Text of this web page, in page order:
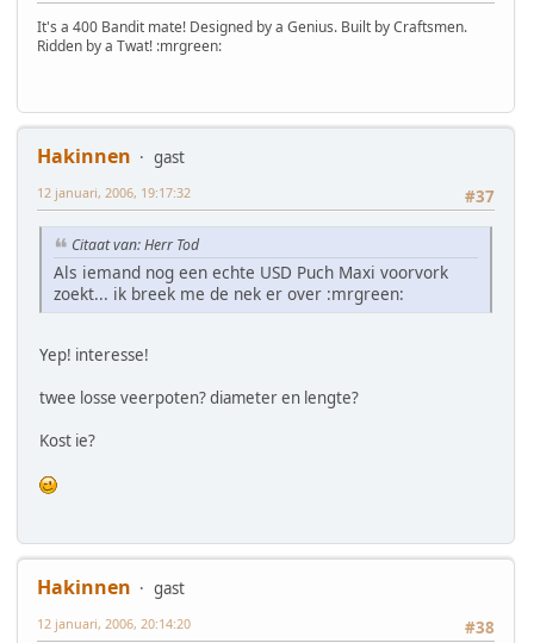
It's a 400 Bandit mate! Designed by a Genius. Built by Craftsmen.
Ridden by a Twat! :mrgreen:
Hakinnen
gast
#37
12 januari, 2006, 19:17:32
Citaat van: Herr Tod
Als iemand nog een echte USD Puch Maxi voorvork
zoekt... ik breek me de nek er over :mrgreen:
Yep! interesse!
twee losse veerpoten? diameter en lengte?
Kost ie?
Hakinnen
gast
#38
12 januari, 2006, 20:14:20